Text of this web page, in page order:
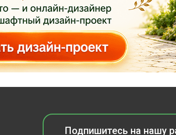
Подпишитесь на нашу